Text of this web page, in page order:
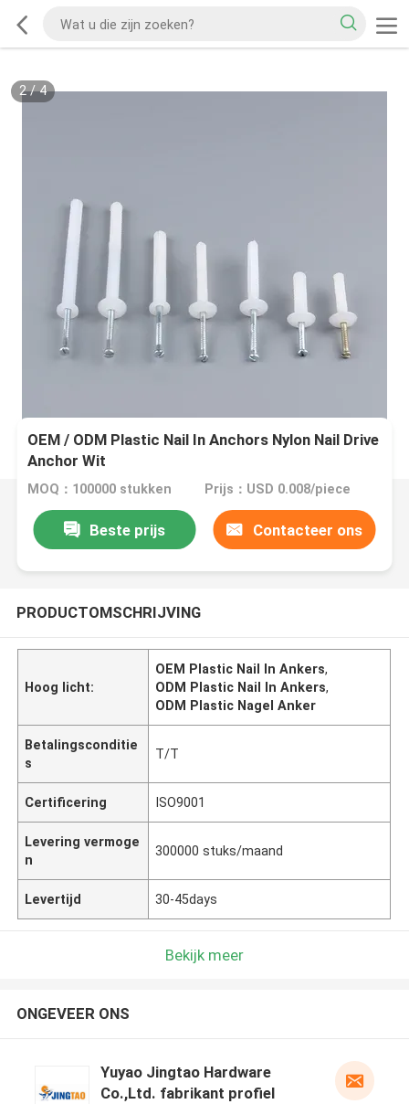
2/4
OEM / ODM Plastic Nail In Anchors Nylon Nail Drive
Anchor Wit
MOQ：100000 stukken Prijs：USD 0.008/piece
Beste prijs Contacteer ons
PRODUCTOMSCHRIJVING
Hoog licht:
OEM Plastic Nail In Ankers,
ODM Plastic Nail In Ankers,
ODM Plastic Nagel Anker
Betalingsconditie
s
T/T
Certificering ISO9001
Levering vermoge
n
300000 stuks/maand
Levertijd 30-45days
Bekijk meer
ONGEVEER ONS
Yuyao Jingtao Hardware
Co.,Ltd. fabrikant profiel